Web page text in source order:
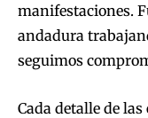
manifestaciones.
andadura
seguimos
Cada detalle de